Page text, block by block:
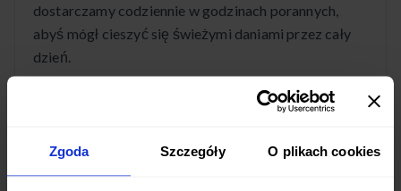
Zgoda Szczegóły O plikach cookies
dostarczamy codziennie w godzinach porannych,
abyś mógł cieszyć się świeżymi daniami przez cały
dzień.
Jakie diety pudełkowe są dostępne w mieście